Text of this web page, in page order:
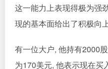
这一能力上表现得极为强
现的基本面给出了积极向
有一位大户, 他持有2000
为170美元, 他表示现在买